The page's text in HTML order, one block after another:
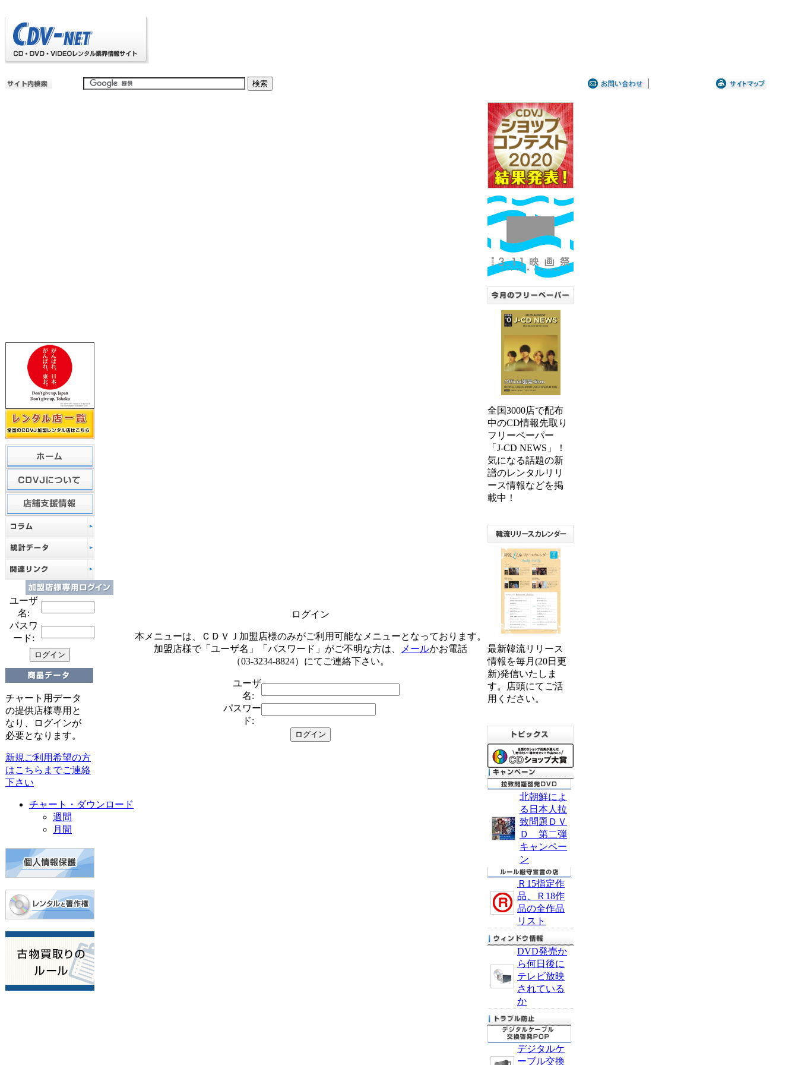
ユーザ
名:
パスワ
ード:
チャート用データ
の提供店様専用と
なり、ログインが
必要となります。
新規ご利用希望の方
はこちらまでご連絡
下さい
チャート・ダウンロード
週間
月間
ログイン
本メニューは、ＣＤＶＪ加盟店様のみがご利用可能なメニューとなっております。
加盟店様で「ユーザ名」「パスワード」がご不明な方は、
メールかお電話
（03-3234-8824） にてご連絡下さい。
ユーザ
名:
パスワー
ド:
全国3000店で配布
中のCD情報先取り
フリーペーパー
「J-CD NEWS」！
気になる話題の新
譜のレンタルリリ
ース情報などを掲
載中！
最新韓流リリース
情報を毎月(20日更
新)発信いたしま
す。店頭にてご活
用ください。
北朝鮮によ
る日本人拉
致問題ＤＶ
Ｄ 第二弾
キャンペー
ン
Ｒ15指定作
品、Ｒ18作
品の全作品
リスト
DVD発売か
ら何日後に
テレビ放映
されている
か
デジタルケ
ーブル交換